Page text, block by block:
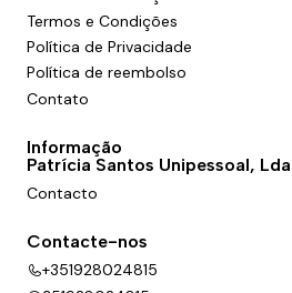
Termos e Condições
Política de Privacidade
Política de reembolso
Contato
Informação
Patrícia Santos Unipessoal,
Contacto
Contacte-nos
+351928024815